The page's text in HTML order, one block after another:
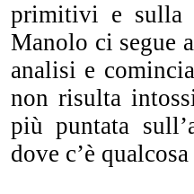
primitivi e sulla
Manolo ci segue
analisi e
non risulta
più puntata
dove c’è